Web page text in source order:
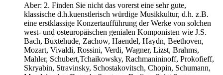
Aber: 2. Finden Sie nicht das vorerst eine sehr gute,
klassische d.h.kuenstlerisch würdige Musikkultur, d.h. z.B.
eine erstklassige Konzertaufführung der Werke von solchen
west- und osteuropäischen genialen Komponisten wie J.S.
Bach, Buxtehude, Zachow, Haendel, Haydn, Beethoven,
Mozart, Vivaldi, Rossini, Verdi, Wagner, Lizst, Brahms,
Mahler, Schubert,Tchaikowsky, Rachmanininoff, Prokofieff,
Skryabin, Stravinsky, Schostakovitsch, Chopin, Schumann,